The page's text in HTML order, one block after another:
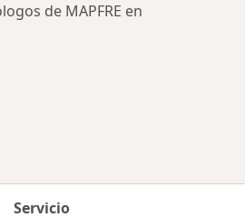
de MAPFRE en
Servicio